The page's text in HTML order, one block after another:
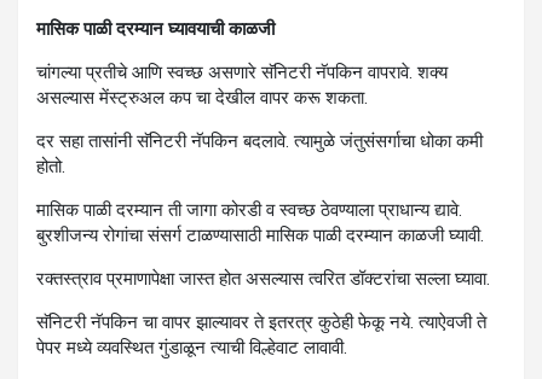
मासिक पाळी दरम्यान घ्यावयाची काळजी
चांगल्या प्रतीचे आणि स्वच्छ असणारे सॅनिटरी नॅपकिन वापरावे. शक्य
असल्यास मेंस्ट्रुअल कप चा देखील वापर करू शकता.
दर सहा तासांनी सॅनिटरी नॅपकिन बदलावे. त्यामुळे जंतुसंसर्गाचा धोका कमी
होतो.
मासिक पाळी दरम्यान ती जागा कोरडी व स्वच्छ ठेवण्याला प्राधान्य द्यावे.
बुरशीजन्य रोगांचा संसर्ग टाळण्यासाठी मासिक पाळी दरम्यान काळजी घ्यावी.
रक्तस्त्राव प्रमाणापेक्षा जास्त होत असल्यास त्वरित डॉक्टरांचा सल्ला घ्यावा.
सॅनिटरी नॅपकिन चा वापर झाल्यावर ते इतरत्र कुठेही फेकू नये. त्याऐवजी ते
पेपर मध्ये व्यवस्थित गुंडाळून त्याची विल्हेवाट लावावी.